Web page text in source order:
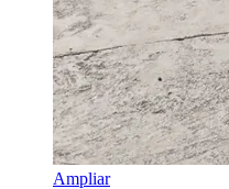
Ampliar